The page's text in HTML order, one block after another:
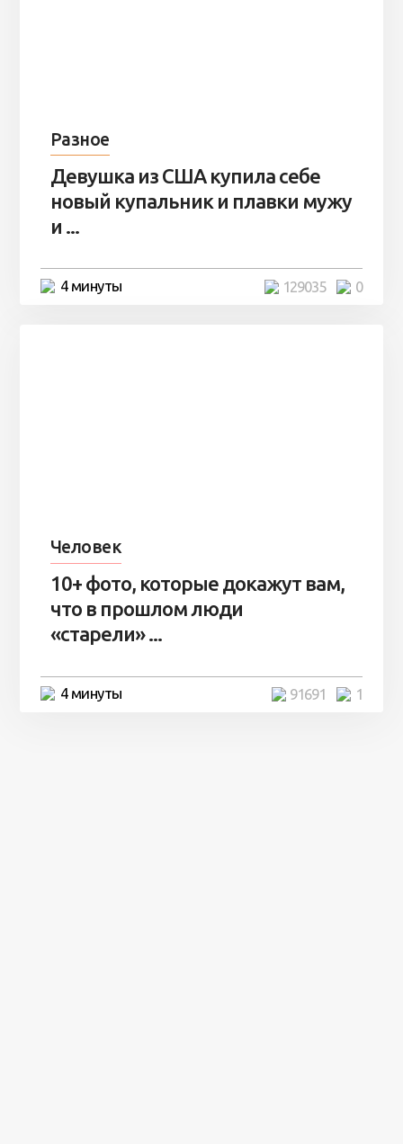
Разное
Девушка из США купила себе
новый купальник и плавки мужу
и ...
4 минуты 0
129035
Человек
10+ фото, которые докажут вам,
что в прошлом люди
«старели» ...
4 минуты 1
91691